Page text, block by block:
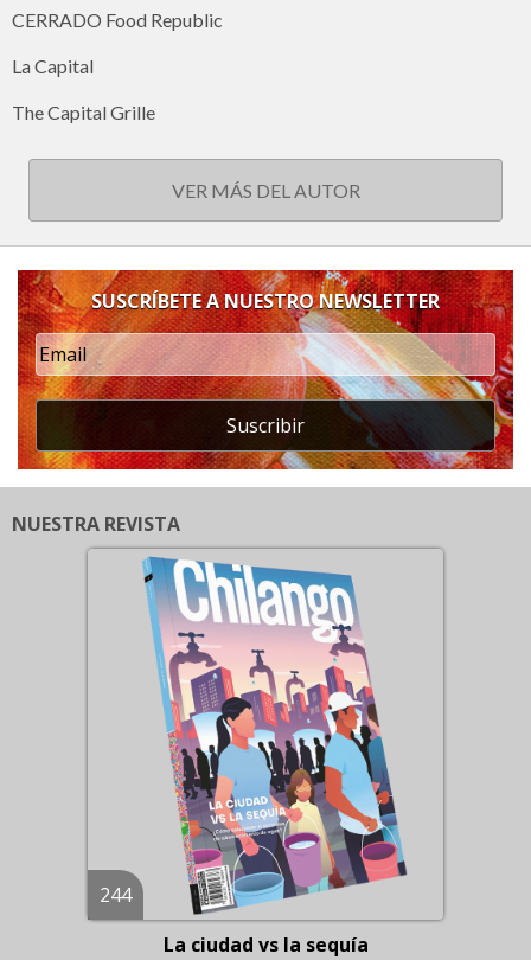
CERRADO Food Republic
La Capital
The Capital Grille
VER MÁS DEL AUTOR
SUSCRÍBETE A NUESTRO NEWSLETTER
Suscribir
NUESTRA REVISTA
244
La ciudad vs la sequía